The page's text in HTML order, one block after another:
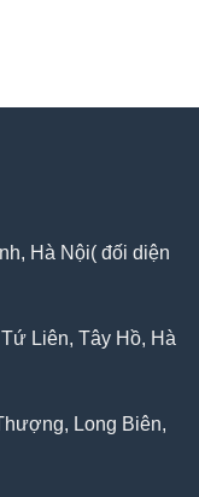
Hà Nội( đối diện
Liên, Tây Hồ, Hà
Long Biên,